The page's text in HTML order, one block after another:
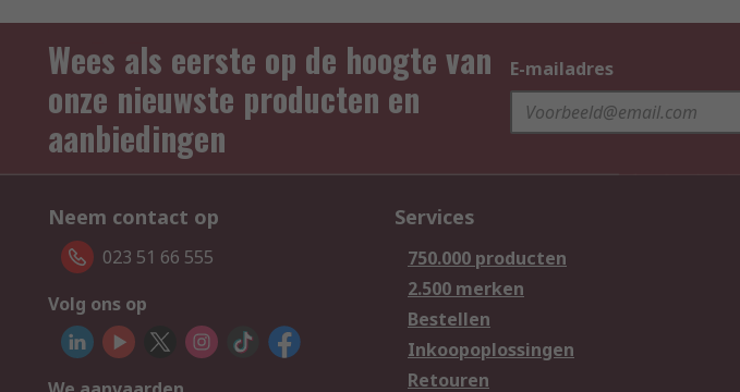
Wees als eerste op de hoogte van
onze nieuwste producten en
aanbiedingen
E-mailadres
Neem contact op
023 51 66 555
Volg ons op
Services
750.000 producten
2.500 merken
Bestellen
Inkoopoplossingen
Retouren